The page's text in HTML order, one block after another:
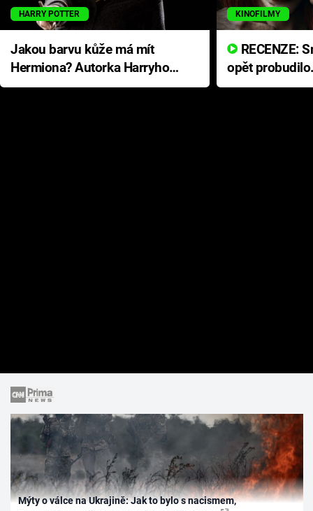
HARRY POTTER
Jakou barvu kůže má mít
Hermiona? Autorka Harryho
Pottera přišla s ráznou
KINOFILMY
opět
přichází s
Mýty o válce na Ukrajině: Jak to bylo s nacismem,